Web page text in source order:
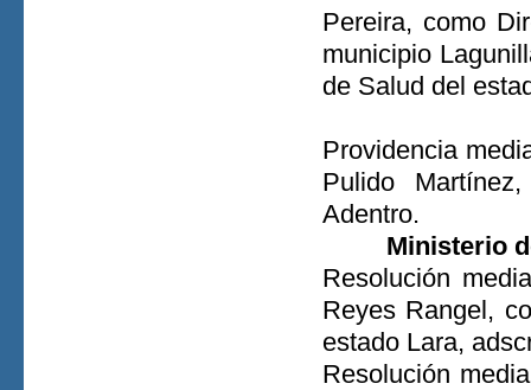
Pereira, como
municipio
de Salud del
Providencia
Pulido
Adentro.
Ministerio
Resolución
Reyes Rangel,
estado Lara,
Resolución